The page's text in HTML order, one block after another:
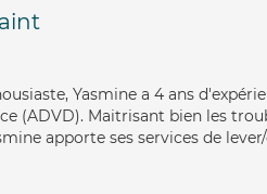
Yasmine a 4 ans
(ADVD). Maitrisant bien les
apporte ses services de